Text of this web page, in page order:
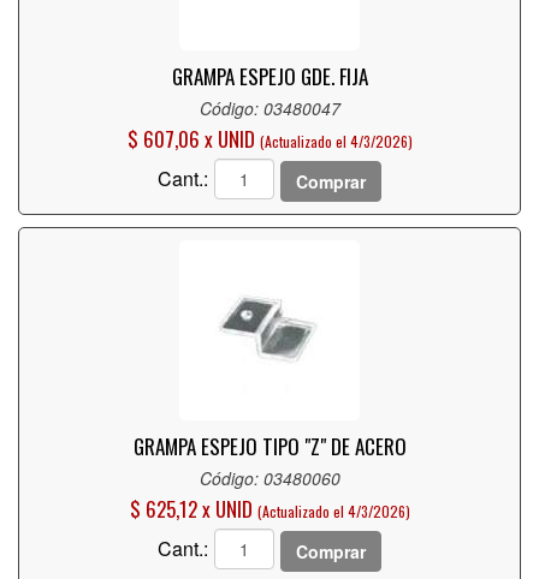
GRAMPA ESPEJO GDE. FIJA
Código: 03480047
$ 607,06 x UNID (Actualizado el 4/3/2026)
Cant.: Comprar
GRAMPA ESPEJO TIPO "Z" DE ACERO
Código: 03480060
$ 625,12 x UNID (Actualizado el 4/3/2026)
Cant.: Comprar